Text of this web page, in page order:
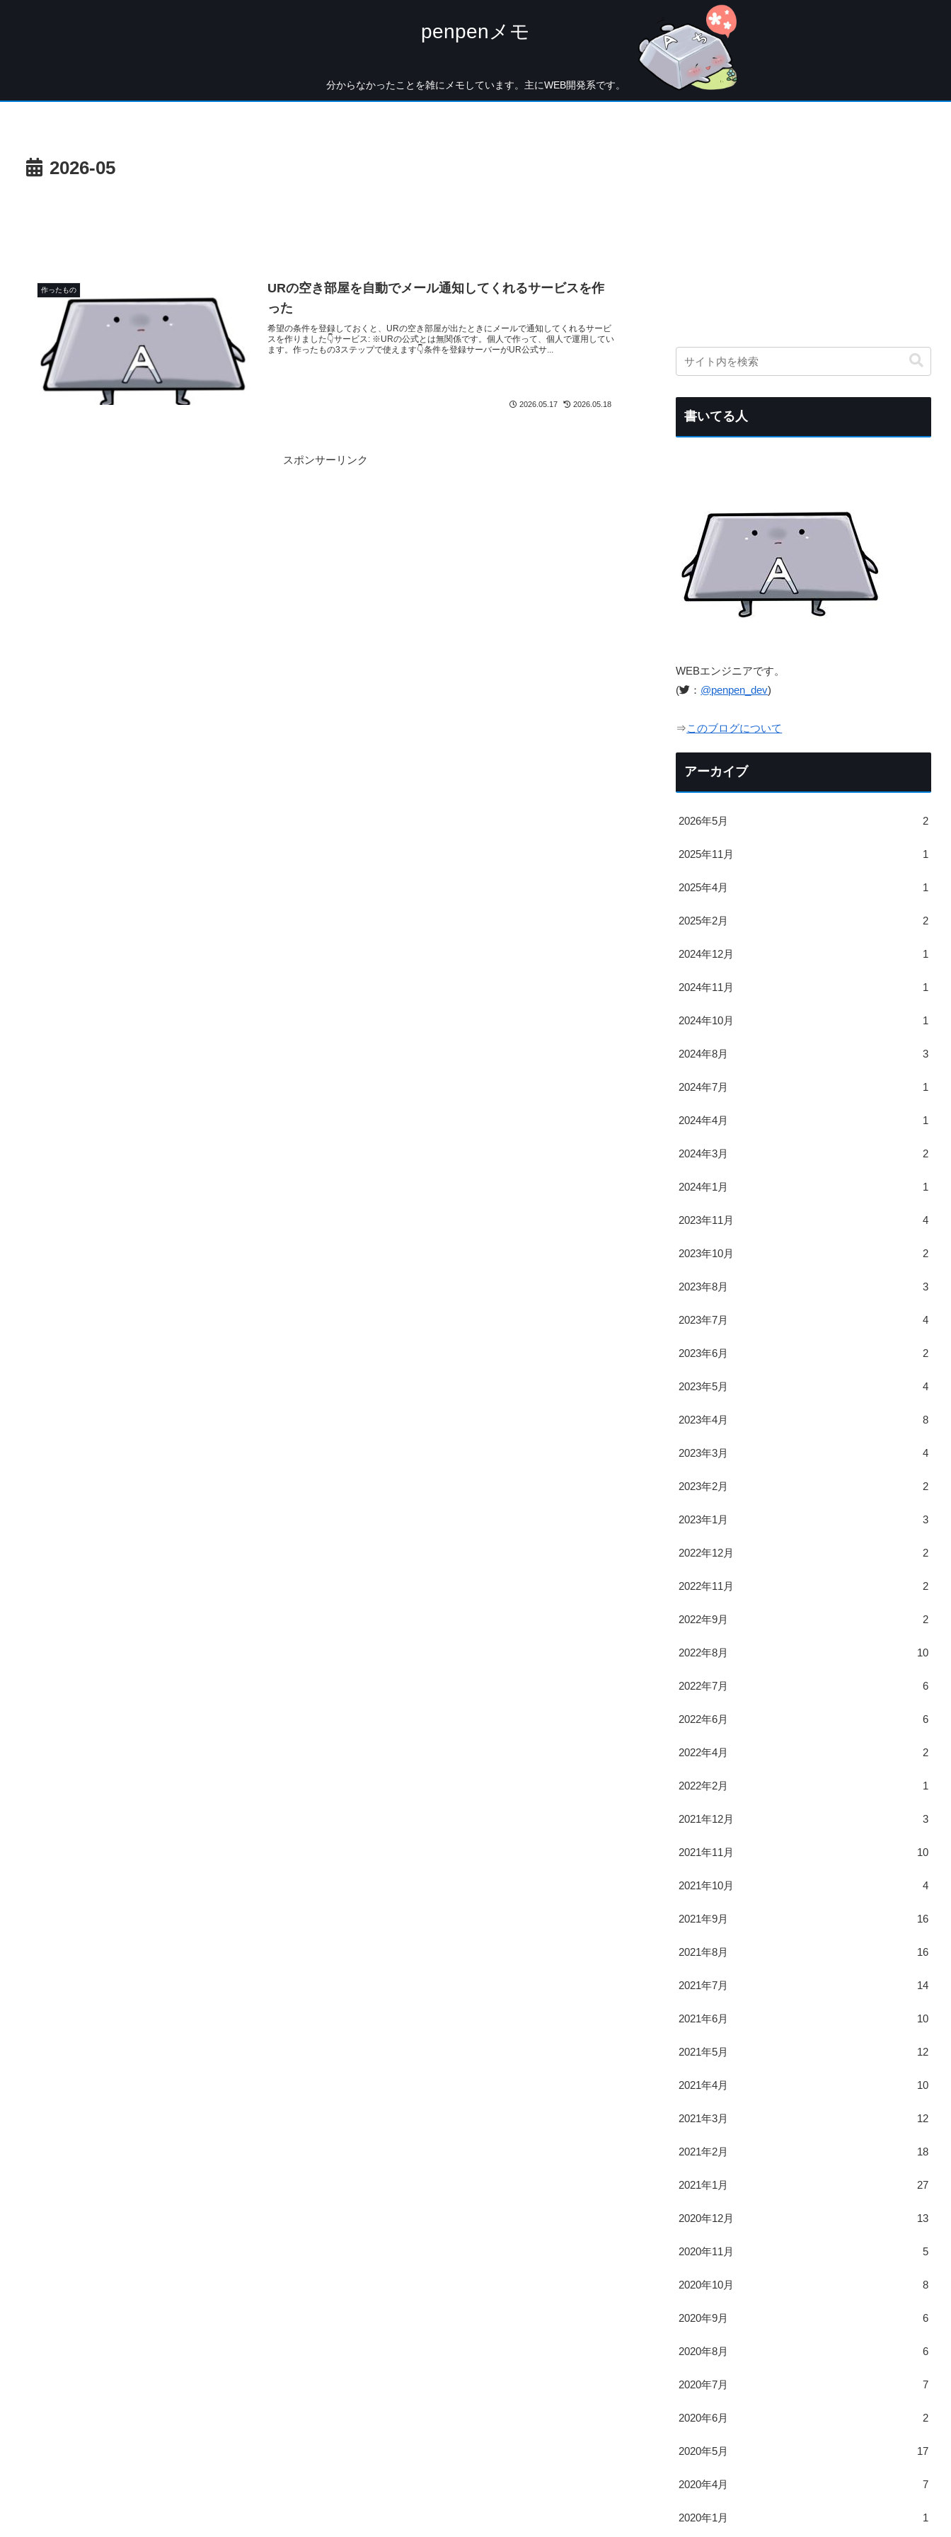
penpenメモ
分からなかったことを雑にメモしています。主にWEB開発系です。
2026-05
作ったもの
URの空き部屋を自動でメール通知してくれるサービスを作
った
希望の条件を登録しておくと、URの空き部屋が出たときにメールで通知してくれるサービ
スを作りました👇️サービス: ※URの公式とは無関係です。個人で作って、個人で運用してい
ます。作ったもの3ステップで使えます👇️条件を登録サーバーがUR公式サ...
2026.05.17 2026.05.18
スポンサーリンク
書いてる人
WEBエンジニアです。
(
： @penpen_dev)
⇒このブログについて
アーカイブ
2026年5月 2
2025年11月 1
2025年4月 1
2025年2月 2
2024年12月 1
2024年11月 1
2024年10月 1
2024年8月 3
2024年7月 1
2024年4月 1
2024年3月 2
2024年1月 1
2023年11月 4
2023年10月 2
2023年8月 3
2023年7月 4
2023年6月 2
2023年5月 4
2023年4月 8
2023年3月 4
2023年2月 2
2023年1月 3
2022年12月 2
2022年11月 2
2022年9月 2
2022年8月 10
2022年7月 6
2022年6月 6
2022年4月 2
2022年2月 1
2021年12月 3
2021年11月 10
2021年10月 4
2021年9月 16
2021年8月 16
2021年7月 14
2021年6月 10
2021年5月 12
2021年4月 10
2021年3月 12
2021年2月 18
2021年1月 27
2020年12月 13
2020年11月 5
2020年10月 8
2020年9月 6
2020年8月 6
2020年7月 7
2020年6月 2
2020年5月 17
2020年4月 7
2020年1月 1